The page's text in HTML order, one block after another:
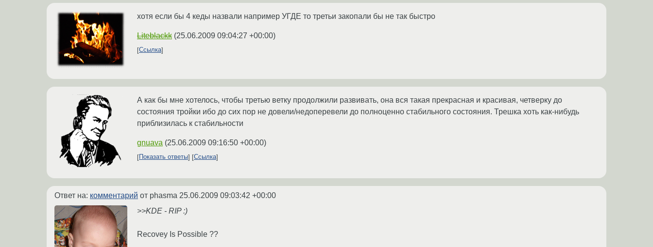
хотя если бы 4 кеды назвали например УГДЕ то третьи закопали бы не так быстро
Liteblackk (25.06.2009 09:04:27 +00:00)
Ссылка
А как бы мне хотелось, чтобы третью ветку продолжили развивать, она вся такая прекрасная и красивая, четверку до
состояния тройки ибо до сих пор не довели/недоперевели до полноценно стабильного состояния. Трешка хоть как-нибудь
приблизилась к стабильности
gnuava (25.06.2009 09:16:50 +00:00)
Показать ответы Ссылка
Ответ на: комментарий от phasma 25.06.2009 09:03:42 +00:00
>>KDE - RIP :)
Recovey Is Possible ??